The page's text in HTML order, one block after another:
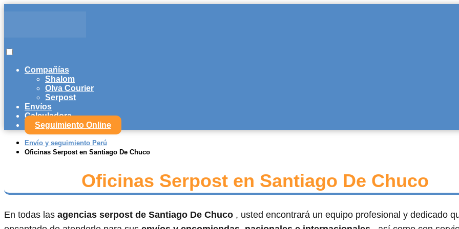
Compañías
Shalom
Olva Courier
Serpost
Envíos
Calculadora
Seguimiento Online
Envío y seguimiento Perú
Oficinas Serpost en Santiago De Chuco
Oficinas Serpost en Santiago De Chuco
En todas las agencias serpost de Santiago De Chuco , usted encontrará un equipo profesional y dedicado